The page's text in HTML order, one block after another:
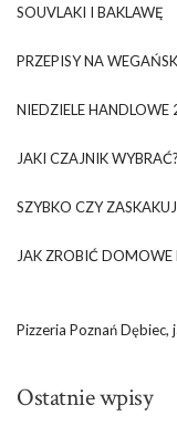
SOUVLAKI I BAKLAWĘ
PRZEPISY NA
NIEDZIELE HANDLOWE
JAKI CZAJNIK WYBRAĆ?
SZYBKO CZY
JAK ZROBIĆ
Pizzeria Poznań Dębiec,
Ostatnie wpisy